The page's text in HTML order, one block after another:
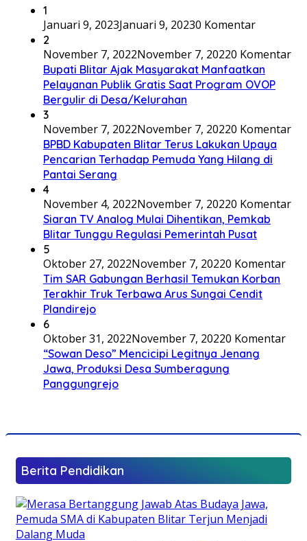
1
Januari 9, 2023Januari 9, 20230 Komentar
2
November 7, 2022November 7, 20220 Komentar
Bupati Blitar Ajak Masyarakat Manfaatkan
Pelayanan Publik Gratis Saat Program OVOP
Bergulir di Desa/Kelurahan
3
November 7, 2022November 7, 20220 Komentar
BPBD Kabupaten Blitar Terus Lakukan Upaya
Pencarian Terhadap Pemuda Yang Hilang di
Pantai Serang
4
November 4, 2022November 7, 20220 Komentar
Siaran TV Analog Mulai Dihentikan, Pemkab
Blitar Tunggu Regulasi Pemerintah Pusat
5
Oktober 27, 2022November 7, 20220 Komentar
Tim SAR Gabungan Berhasil Temukan Korban
Terakhir Truk Terbawa Arus Sungai Cendit
Plandirejo
6
Oktober 31, 2022November 7, 20220 Komentar
“Sowan Deso” Mencicipi Legitnya Jenang
Jawa, Produksi Desa Sumberagung
Panggungrejo
Berita Pendidikan